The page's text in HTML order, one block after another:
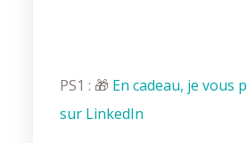
PS1 : 🎁 En cadeau, je vous
sur LinkedIn